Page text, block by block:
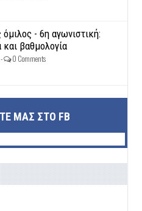
- 6η αγωνιστική:
βαθμολογία
0 Comments
ΜΑΣ ΣΤΟ FB